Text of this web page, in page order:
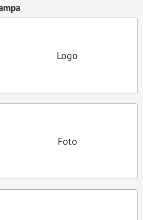
Logo
Foto